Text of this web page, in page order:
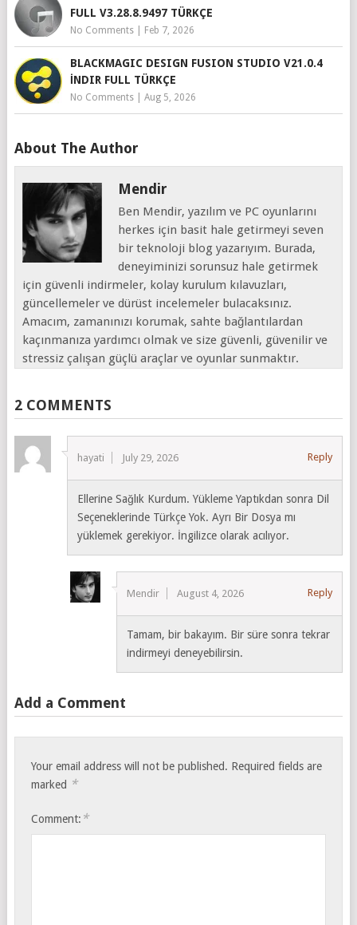
FULL V3.28.8.9497 TÜRKÇE
No Comments| Feb 7, 2026
BLACKMAGIC DESIGN FUSION STUDIO V21.0.4
İNDIR FULL TÜRKÇE
No Comments| Aug 5, 2026
About The Author
Mendir
Ben Mendir, yazılım ve PC oyunlarını
herkes için basit hale getirmeyi seven
bir teknoloji blog yazarıyım. Burada,
deneyiminizi sorunsuz hale getirmek
için güvenli indirmeler, kolay kurulum kılavuzları,
güncellemeler ve dürüst incelemeler bulacaksınız.
Amacım, zamanınızı korumak, sahte bağlantılardan
kaçınmanıza yardımcı olmak ve size güvenli, güvenilir ve
stressiz çalışan güçlü araçlar ve oyunlar sunmaktır.
2 COMMENTS
hayati July 29, 2026 Reply
Ellerine Sağlık Kurdum. Yükleme Yaptıkdan sonra Dil
Seçeneklerinde Türkçe Yok. Ayrı Bir Dosya mı
yüklemek gerekiyor. İngilizce olarak acılıyor.
Mendir August 4, 2026 Reply
Tamam, bir bakayım. Bir süre sonra tekrar
indirmeyi deneyebilirsin.
Add a Comment
Your email address will not be published. Required fields are
marked *
Comment: *